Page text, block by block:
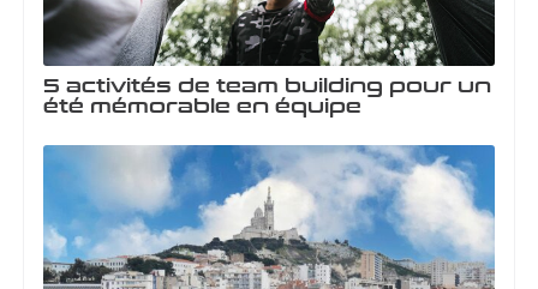
5 activités de team building pour un
été mémorable en équipe